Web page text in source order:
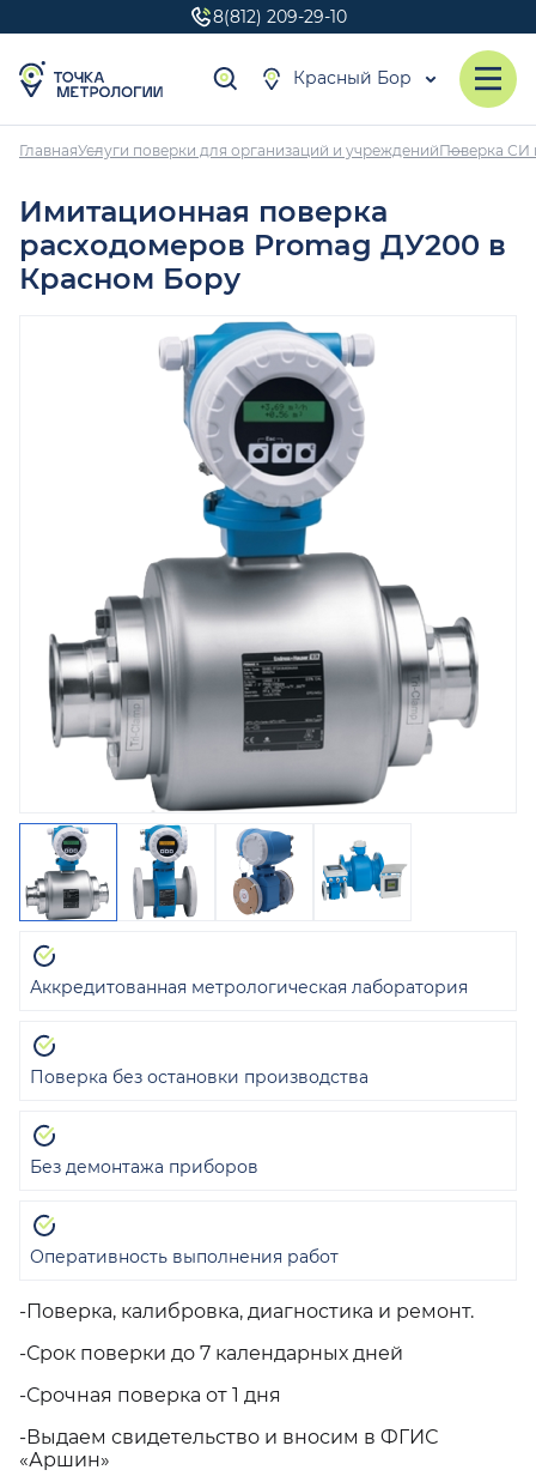
8(812) 209-29-10
Красный Бор
ГлавнаяУслуги поверки для организаций и учрежденийПоверка СИ
Имитационная поверка
расходомеров Promag ДУ200 в
Красном Бору
-Поверка, калибровка, диагностика и ремонт.
-Срок поверки до 7 календарных дней
-Срочная поверка от 1 дня
-Выдаем свидетельство и вносим в ФГИС
«Аршин»
Аккредитованная метрологическая лаборатория
Поверка без остановки производства
Без демонтажа приборов
Оперативность выполнения работ